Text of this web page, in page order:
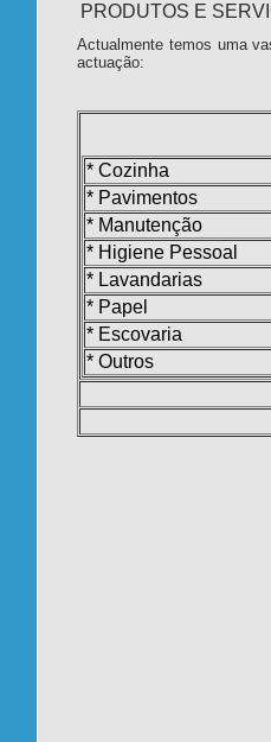
PRODUTOS E
Actualmente temos uma
actuação:
* Cozinha
* Pavimentos
* Manutenção
* Higiene Pessoal
* Lavandarias
* Papel
* Escovaria
* Outros